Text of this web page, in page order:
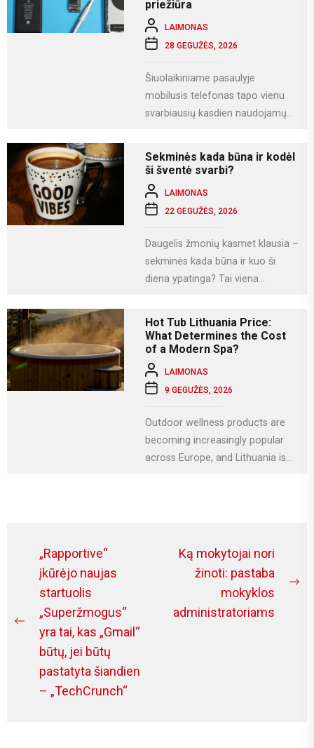
priežiūra
LAIMONAS
28 GEGUŽĖS, 2026
Šiuolaikiniame pasaulyje
mobilusis telefonas tapo vienu
svarbiausių kasdien naudojamų
naudojamės socialiniais...
Sekminės kada būna ir kodėl
ši šventė svarbi?
LAIMONAS
22 GEGUŽĖS, 2026
Daugelis žmonių kasmet klausia –
sekminės kada būna ir kuo ši
diena ypatinga? Tai viena
Hot Tub Lithuania Price:
What Determines the Cost
of a Modern Spa?
LAIMONAS
9 GEGUŽĖS, 2026
Outdoor wellness products are
becoming increasingly popular
across Europe, and Lithuania is
Navigacija
tarp
įrašų
Previous
post:
„Rapportive“
įkūrėjo naujas
startuolis
„Superžmogus“
yra tai, kas „Gmail“
būtų, jei būtų
pastatyta šiandien
– „TechCrunch“
Ką mokytojai nori
žinoti: pastaba
mokyklos
administratoriams